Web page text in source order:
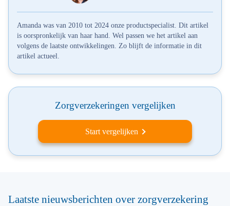
Amanda was van 2010 tot 2024 onze productspecialist. Dit artikel
is oorspronkelijk van haar hand. Wel passen we het artikel aan
volgens de laatste ontwikkelingen. Zo blijft de informatie in dit
artikel actueel.
Zorgverzekeringen vergelijken
Start vergelijken
Laatste nieuwsberichten over zorgverzekering